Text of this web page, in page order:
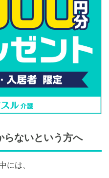
らないという方へ
は、
いことがわかる
いことがわかる